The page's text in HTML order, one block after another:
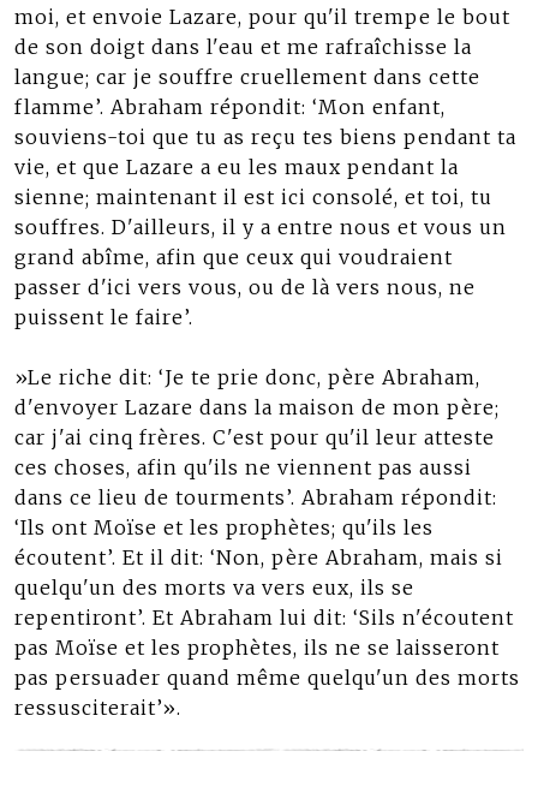
moi, et envoie Lazare, pour qu'il trempe le bout
de son doigt dans l'eau et me rafraîchisse la
langue; car je souffre cruellement dans cette
flamme’. Abraham répondit: ‘Mon enfant,
souviens-toi que tu as reçu tes biens pendant ta
vie, et que Lazare a eu les maux pendant la
sienne; maintenant il est ici consolé, et toi, tu
souffres. D'ailleurs, il y a entre nous et vous un
grand abîme, afin que ceux qui voudraient
passer d'ici vers vous, ou de là vers nous, ne
puissent le faire’.
»Le riche dit: ‘Je te prie donc, père Abraham,
d'envoyer Lazare dans la maison de mon père;
car j'ai cinq frères. C'est pour qu'il leur atteste
ces choses, afin qu'ils ne viennent pas aussi
dans ce lieu de tourments’. Abraham répondit:
‘Ils ont Moïse et les prophètes; qu'ils les
écoutent’. Et il dit: ‘Non, père Abraham, mais si
quelqu'un des morts va vers eux, ils se
repentiront’. Et Abraham lui dit: ‘Sils n'écoutent
pas Moïse et les prophètes, ils ne se laisseront
pas persuader quand même quelqu'un des morts
ressusciterait’».